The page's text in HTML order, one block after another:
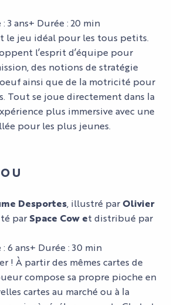
3 ans+ Durée : 20 min
le jeu idéal pour les tous petits.
l’esprit d’équipe pour
des notions de stratégie
ainsi que de la motricité pour
Tout se joue directement dans la
plus immersive avec une
pour les plus jeunes.
Desportes , illustré par Olivier
par Space Cow et distribué par
6 ans+ Durée : 30 min
! À partir des mêmes cartes de
compose sa propre pioche en
cartes au marché ou à la